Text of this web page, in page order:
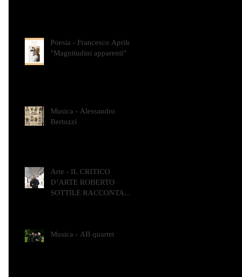
Poesia - Francesco Aprile -
"Magnitudini apparenti"
Musica - Alessandro
Bertozzi
Arte - IL CRITICO
D’ARTE ROBERTO
SOTTILE RACCONTA
Musica - AB quartet